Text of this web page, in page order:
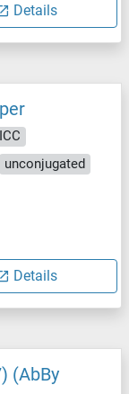
Details
unconjugated
Details
(AbBy